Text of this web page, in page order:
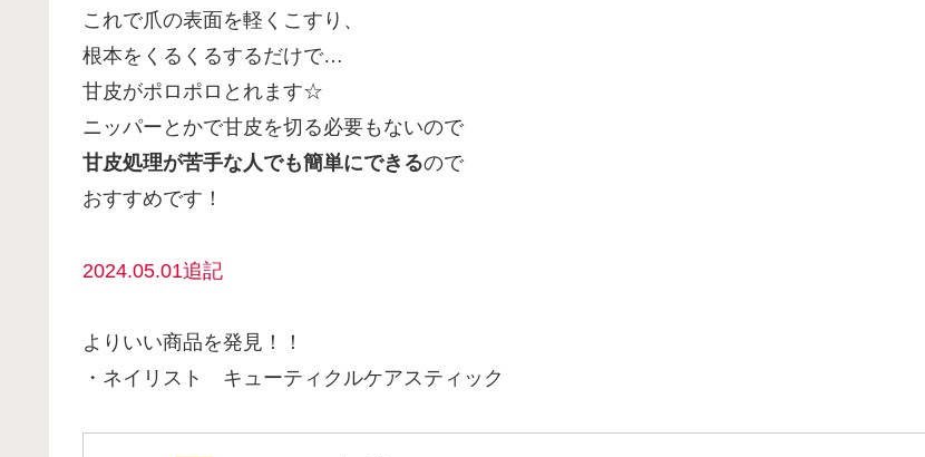
これで爪の表面を軽くこすり、
根本をくるくるするだけで…
甘皮がポロポロとれます☆
ニッパーとかで甘皮を切る必要もないので
甘皮処理が苦手な人でも簡単にできるので
おすすめです！
2024.05.01追記
よりいい商品を発見！！
・ネイリスト キューティクルケアスティック